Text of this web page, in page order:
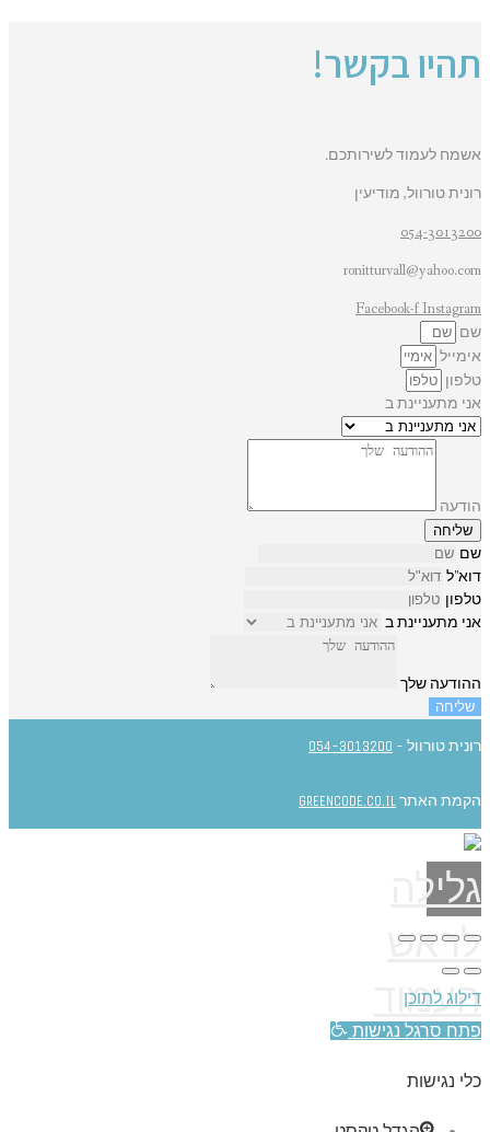
תהיו בקשר!
אשמח לעמוד לשירותכם.
רונית טורוול, מודיעין
054-3013200
ronitturvall@yahoo.com
Facebook-f Instagram
שם
אימייל
טלפון
אני מתעניינת ב
הודעה
שליחה
שם
דוא"ל
טלפון
אני מתעניינת ב
ההודעה שלך
שליחה
רונית טורוול - 054-3013200
הקמת האתרGREENCODE.CO.IL
גלילה
לראש
העמוד
דילוג לתוכן
פתח סרגל נגישות
כלי נגישות